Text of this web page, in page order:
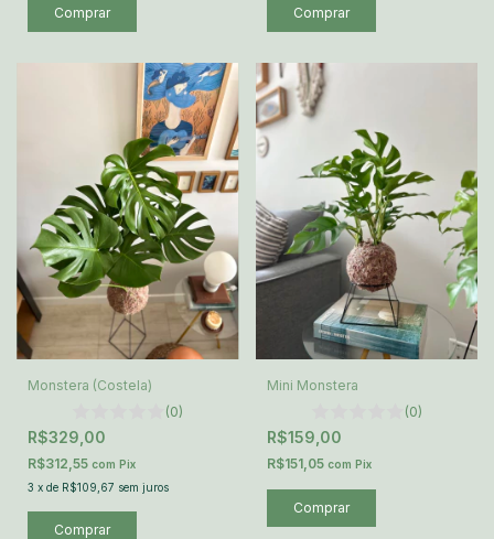
Monstera (Costela)
(0)
R$329,00
R$312,55 com Pix
3 x de R$109,67 sem juros
Comprar
Mini Monstera
(0)
R$159,00
R$151,05 com Pix